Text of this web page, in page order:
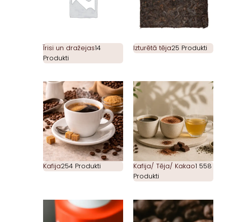
Īrisi un dražejas14
Produkti
Izturētā tēja25 Produkti
Kafija254 Produkti Kafija/ Tēja/ Kakao1 558
Produkti